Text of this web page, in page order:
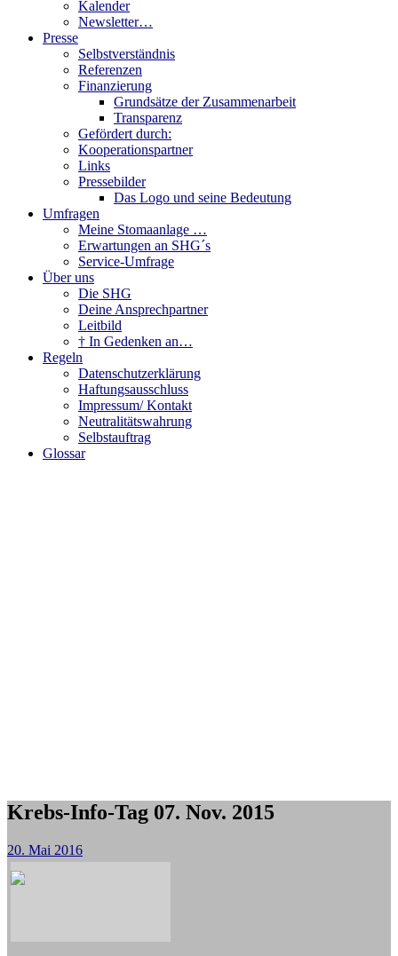
Kalender
Newsletter…
Presse
Selbstverständnis
Referenzen
Finanzierung
Grundsätze der Zusammenarbeit
Transparenz
Gefördert durch:
Kooperationspartner
Links
Pressebilder
Das Logo und seine Bedeutung
Umfragen
Meine Stomaanlage …
Erwartungen an SHG´s
Service-Umfrage
Über uns
Die SHG
Deine Ansprechpartner
Leitbild
† In Gedenken an…
Regeln
Datenschutzerklärung
Haftungsausschluss
Impressum/ Kontakt
Neutralitätswahrung
Selbstauftrag
Glossar
Krebs-Info-Tag 07. Nov. 2015
20. Mai 2016